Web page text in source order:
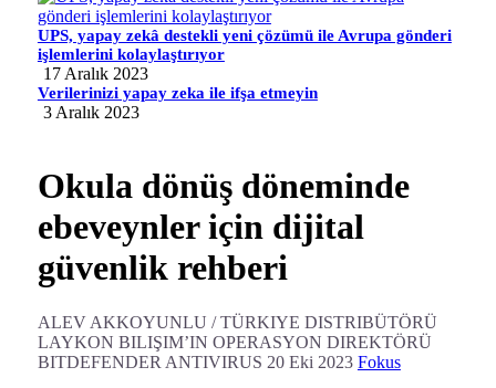
UPS, yapay zekâ destekli yeni çözümü ile Avrupa gönderi
işlemlerini kolaylaştırıyor
17 Aralık 2023
Verilerinizi yapay zeka ile ifşa etmeyin
3 Aralık 2023
Okula dönüş döneminde
ebeveynler için dijital
güvenlik rehberi
ALEV AKKOYUNLU / TÜRKIYE DISTRIBÜTÖRÜ
LAYKON BILIŞIM’IN OPERASYON DIREKTÖRÜ
BITDEFENDER ANTIVIRUS 20 Eki 2023 Fokus